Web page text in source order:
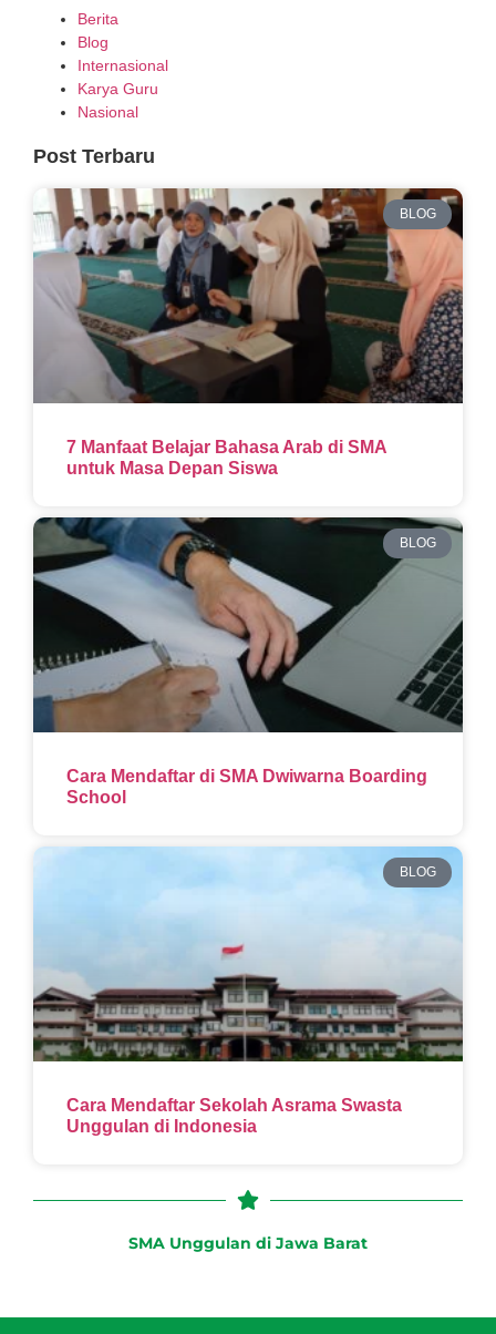
Berita
Blog
Internasional
Karya Guru
Nasional
Post Terbaru
BLOG
7 Manfaat Belajar Bahasa Arab di SMA
untuk Masa Depan Siswa
BLOG
Cara Mendaftar di SMA Dwiwarna Boarding
School
BLOG
Cara Mendaftar Sekolah Asrama Swasta
Unggulan di Indonesia
SMA Unggulan di Jawa Barat